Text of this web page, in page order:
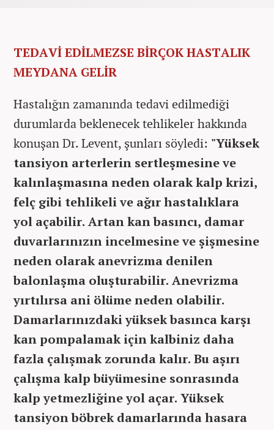
TEDAVİ EDİLMEZSE BİRÇOK HASTALIK
MEYDANA GELİR
Hastalığın zamanında tedavi edilmediği
durumlarda beklenecek tehlikeler hakkında
konuşan Dr. Levent, şunları söyledi: "Yüksek
tansiyon arterlerin sertleşmesine ve
kalınlaşmasına neden olarak kalp krizi,
felç gibi tehlikeli ve ağır hastalıklara
yol açabilir. Artan kan basıncı, damar
duvarlarınızın incelmesine ve şişmesine
neden olarak anevrizma denilen
balonlaşma oluşturabilir. Anevrizma
yırtılırsa ani ölüme neden olabilir.
Damarlarınızdaki yüksek basınca karşı
kan pompalamak için kalbiniz daha
fazla çalışmak zorunda kalır. Bu aşırı
çalışma kalp büyümesine sonrasında
kalp yetmezliğine yol açar. Yüksek
tansiyon böbrek damarlarında hasara